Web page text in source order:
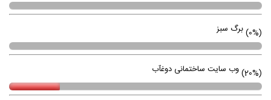
برگ سبز(0%)
وب سایت ساختمانی دوغآب(20%)